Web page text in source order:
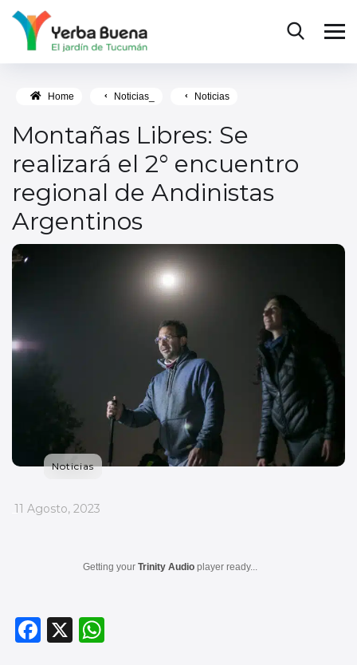
Home Noticias_ Noticias
Montañas Libres: Se
realizará el 2° encuentro
regional de Andinistas
Argentinos
Noticias
_
11 Agosto, 2023
Getting your Trinity Audio player ready...
F
X